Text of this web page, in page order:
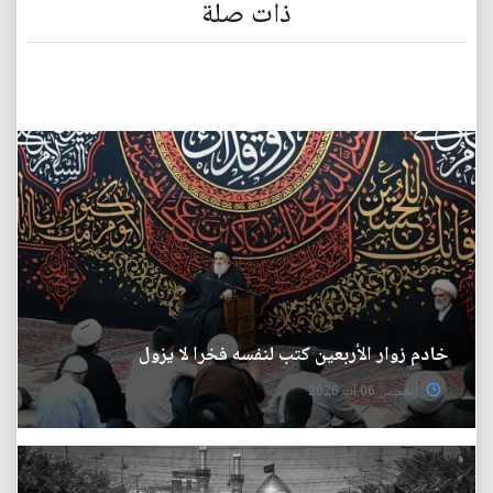
ذات صلة
خادم زوار الأربعين كتب لنفسه فخرا لا يزول
الخميس 06 آب 2026